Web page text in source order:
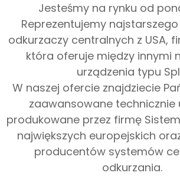
Jesteśmy na rynku od
Reprezentujemy
odkurzaczy centralnych z USA,
która oferuje między innymi
urządzenia typu
W naszej ofercie znajdziecie
zaawansowane technicznie
produkowane przez firmę
największych europejskich
producentów systemów
odkurzania.